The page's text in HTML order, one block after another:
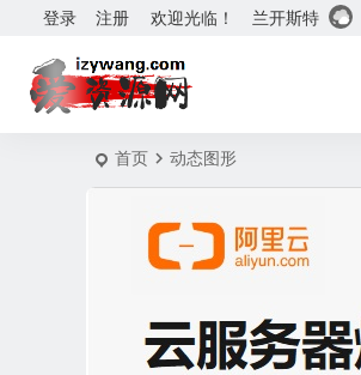
欢迎光临！
登录 注册 兰开斯特
首页 动态图形